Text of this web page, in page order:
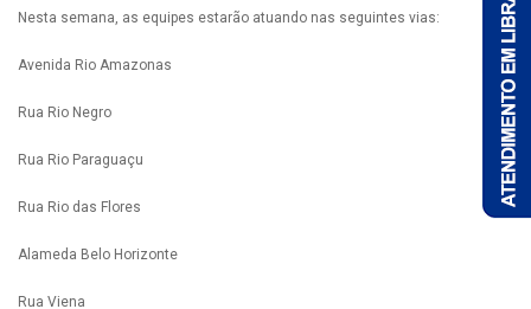
Nesta semana, as equipes estarão atuando nas seguintes vias:
Avenida Rio Amazonas
Rua Rio Negro
Rua Rio Paraguaçu
Rua Rio das Flores
Alameda Belo Horizonte
Rua Viena